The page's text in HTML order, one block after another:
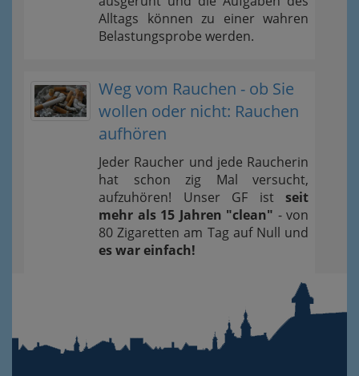
Alltags können zu einer wahren
Belastungsprobe werden.
Weg vom Rauchen - ob Sie
wollen oder nicht: Rauchen
aufhören
Jeder Raucher und jede Raucherin
hat schon zig Mal versucht,
aufzuhören! Unser GF ist seit
mehr als 15 Jahren "clean" - von
80 Zigaretten am Tag auf Null und
es war einfach!